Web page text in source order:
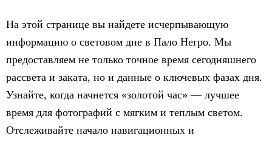
На этой странице вы найдете исчерпывающую
информацию о световом дне в Пало Негро. Мы
предоставляем не только точное время сегодняшнего
рассвета и заката, но и данные о ключевых фазах дня.
Узнайте, когда начнется «золотой час» — лучшее
время для фотографий с мягким и теплым светом.
Отслеживайте начало навигационных и